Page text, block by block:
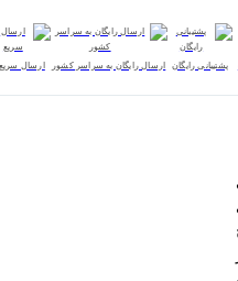
رایگان ارسال رایگان به سراسر کشور ارسال سریع